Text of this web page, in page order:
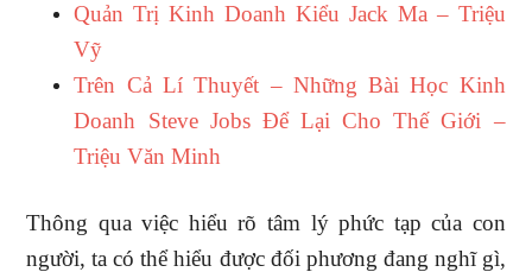
Quản Trị Kinh Doanh Kiểu Jack Ma – Triệu
Vỹ
Trên Cả Lí Thuyết – Những Bài Học Kinh
Doanh Steve Jobs Để Lại Cho Thế Giới –
Triệu Văn Minh
Thông qua việc hiểu rõ tâm lý phức tạp của con
người, ta có thể hiểu được đối phương đang nghĩ gì,